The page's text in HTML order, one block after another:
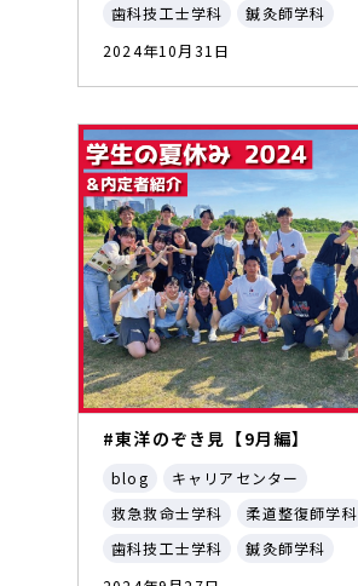
歯科技工士学科
鍼灸師学科
2024年10月31日
#東洋のぞき見【9月編】
blog
キャリアセンター
救急救命士学科
柔道整復師学科
歯科技工士学科
鍼灸師学科